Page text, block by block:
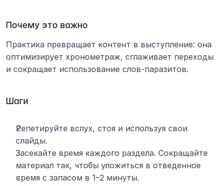
Почему это важно
Практика превращает контент в выступление: она
оптимизирует хронометраж, сглаживает переходы
и сокращает использование слов-паразитов.
Шаги
Репетируйте вслух, стоя и используя свои
слайды.
Засекайте время каждого раздела. Сокращайте
материал так, чтобы уложиться в отведенное
время с запасом в 1–2 минуты.